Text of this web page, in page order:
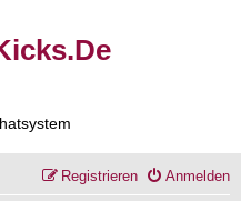
Anmelden
Registrieren